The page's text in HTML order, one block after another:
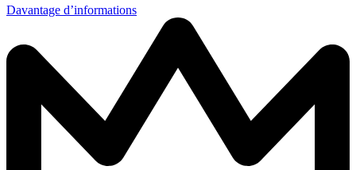
Davantage d’informations